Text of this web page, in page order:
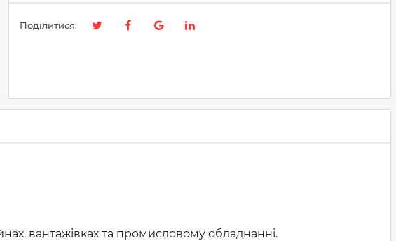
Поділитися:
вантажівках та промисловому обладнанні.